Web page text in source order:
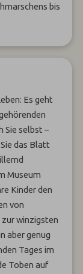
bis
Es geht
Sie selbst –
das Blatt
Museum
Kinder den
von
zur winzigsten
aber genug
Tages im
Toben auf